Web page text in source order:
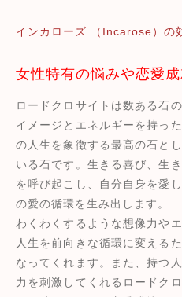
インカローズ （Incarose）の
女性特有の悩みや恋愛
ロードクロサイトは数ある石
イメージとエネルギーを持っ
の人生を象徴する最高の石と
いる石です。生きる喜び、生
を呼び起こし、自分自身を愛
の愛の循環を生み出します。
わくわくするような想像力や
人生を前向きな循環に変える
なってくれます。また、持つ
力を刺激してくれるロードク